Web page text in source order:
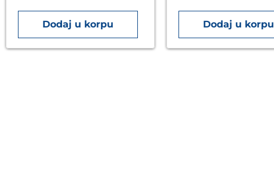
Dodaj u korpu Dodaj u korpu